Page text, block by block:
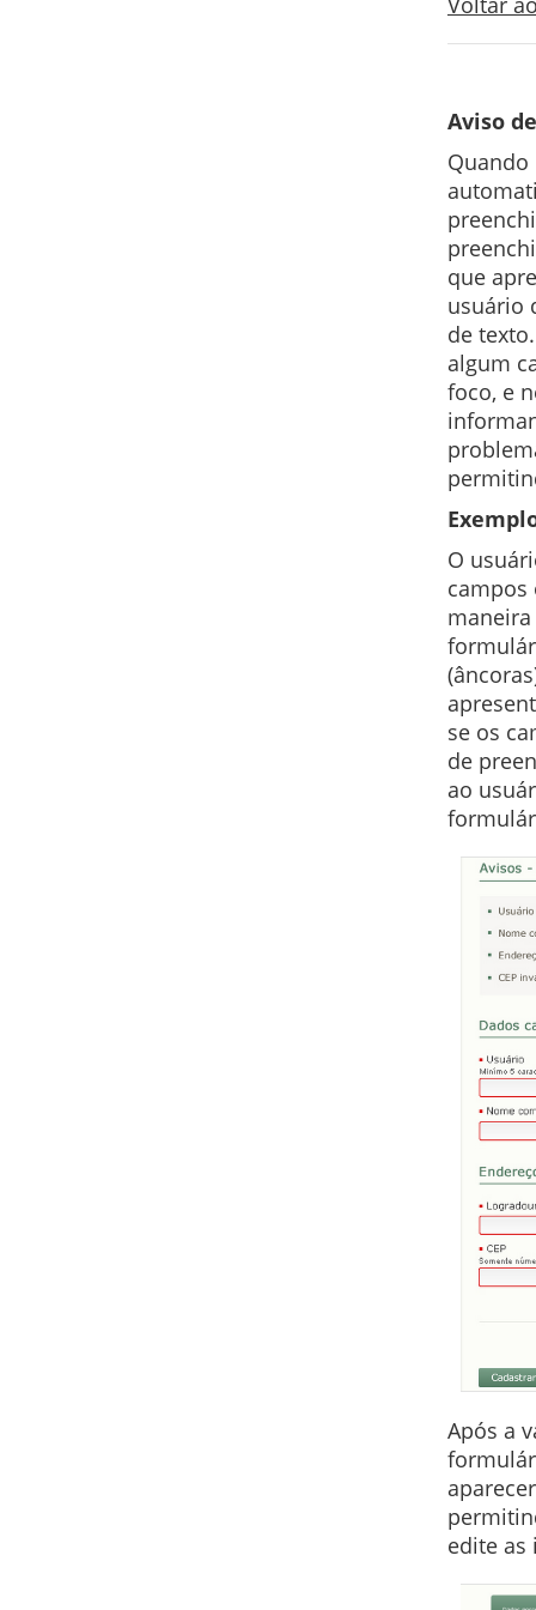
Aviso
que
usuário
de
algum
foco, e
O
campos
se os
de
ao
Após a
edite as